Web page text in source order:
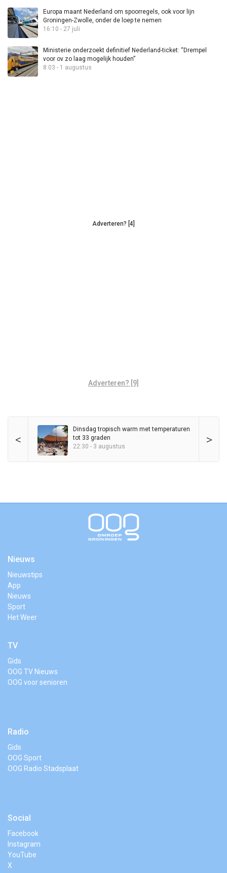
Europa maant Nederland om spoorregels, ook voor lijn
Groningen-Zwolle, onder de loep te nemen
16:10 - 27 juli
Ministerie onderzoekt definitief Nederland-ticket: “Drempel
voor ov zo laag mogelijk houden”
8:03 - 1 augustus
Adverteren? [4]
Adverteren? [9]
< >
Dinsdag tropisch warm met temperaturen
tot 33 graden
22:30 - 3 augustus
Nieuws
Nieuwstips
App
Nieuws
Sport
Het Weer
TV
Gids
OOG TV Nieuws
OOG voor senioren
Radio
Gids
OOG Sport
OOG Radio Stadsplaat
Social
Facebook
Instagram
YouTube
X